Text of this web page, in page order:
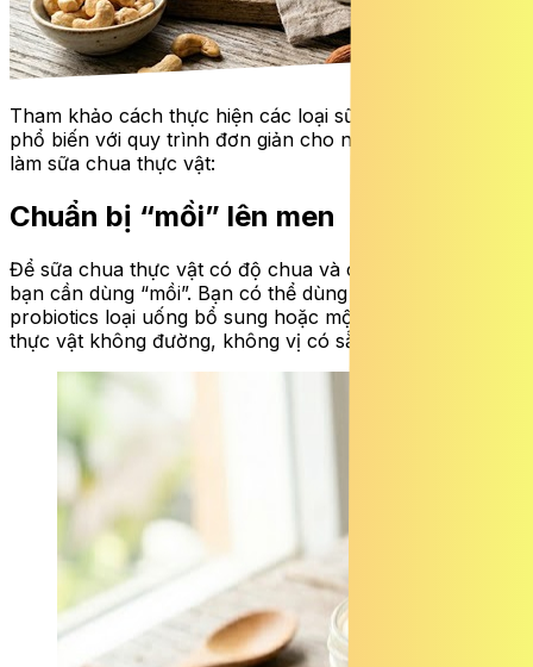
Tham khảo cách thực hiện các loại sữa chua thực vật
phổ biến với quy trình đơn giản cho những người mới
làm sữa chua thực vật:
Chuẩn bị “mồi” lên men
Để sữa chua thực vật có độ chua và chứa lợi khuẩn,
bạn cần dùng “mồi”. Bạn có thể dùng viên nang
probiotics loại uống bổ sung hoặc một hộp sữa chua
thực vật không đường, không vị có sẵn làm men mồi.